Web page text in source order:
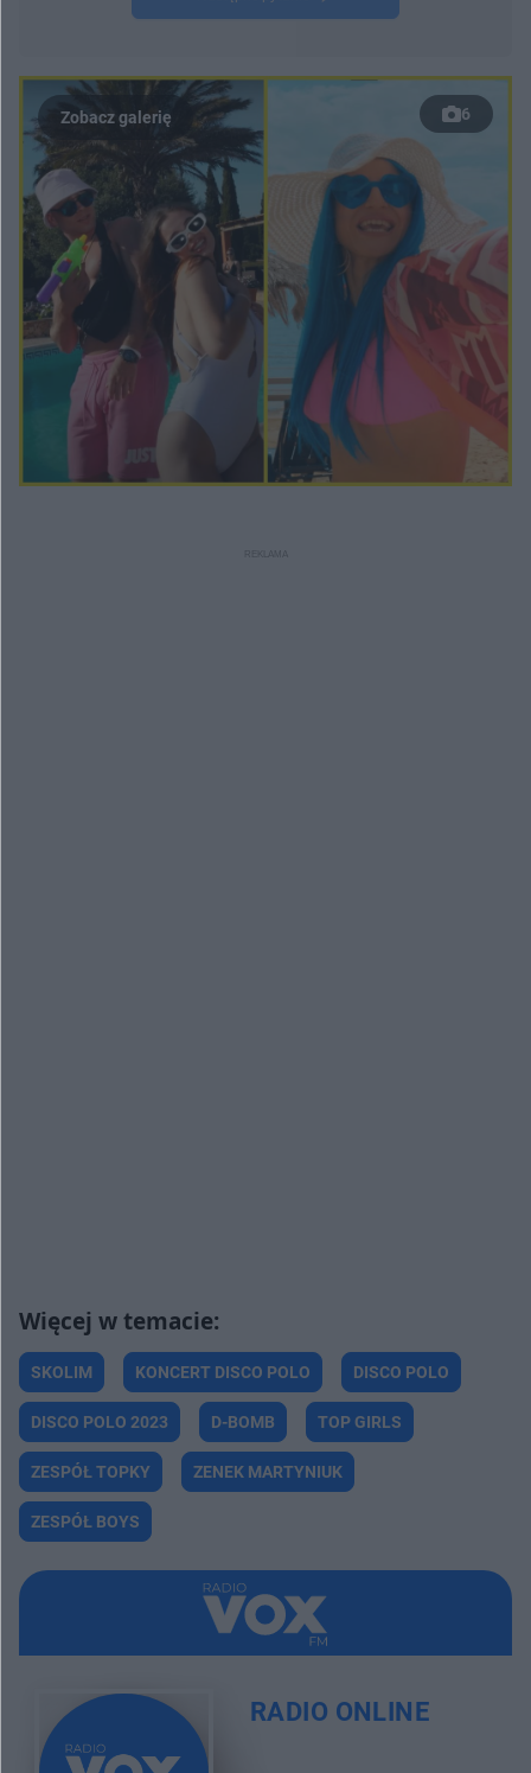
6
SKOLIM KONCERT DISCO POLO DISCO POLO
DISCO POLO 2023 D-BOMB TOP GIRLS
ZESPÓŁ TOPKY ZENEK MARTYNIUK
ZESPÓŁ BOYS
RADIO ONLINE